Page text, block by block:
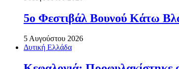
5ο Φεστιβάλ Βουνού Κάτω
5 Αυγούστου 2026
Δυτική Ελλάδα